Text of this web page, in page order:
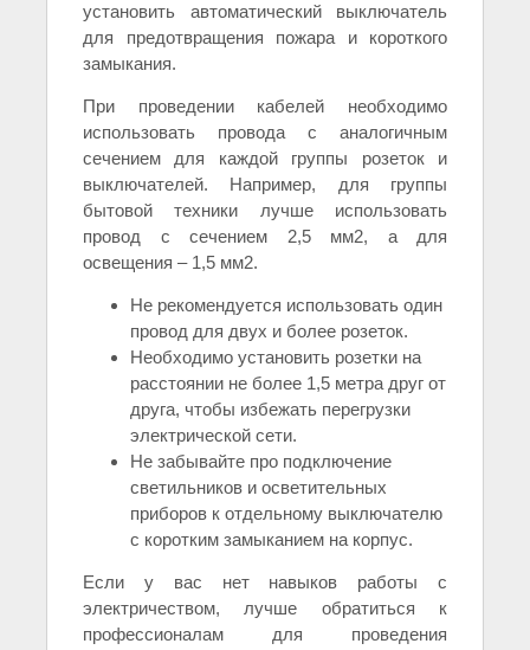
установить автоматический выключатель
для предотвращения пожара и короткого
замыкания.
При проведении кабелей необходимо
использовать провода с аналогичным
сечением для каждой группы розеток и
выключателей. Например, для группы
бытовой техники лучше использовать
провод с сечением 2,5 мм2, а для
освещения – 1,5 мм2.
Не рекомендуется использовать один
провод для двух и более розеток.
Необходимо установить розетки на
расстоянии не более 1,5 метра друг от
друга, чтобы избежать перегрузки
электрической сети.
Не забывайте про подключение
светильников и осветительных
приборов к отдельному выключателю
с коротким замыканием на корпус.
Если у вас нет навыков работы с
электричеством, лучше обратиться к
профессионалам для проведения